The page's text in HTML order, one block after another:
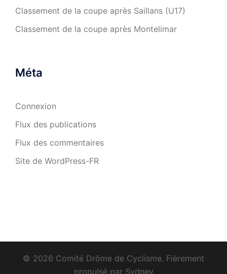
Classement de la coupe après Saillans (U17)
Classement de la coupe après Montelimar
Méta
Connexion
Flux des publications
Flux des commentaires
Site de WordPress-FR
© 2026 Comité Drôme de Cyclisme. Fièrement
propulsé par Sydney